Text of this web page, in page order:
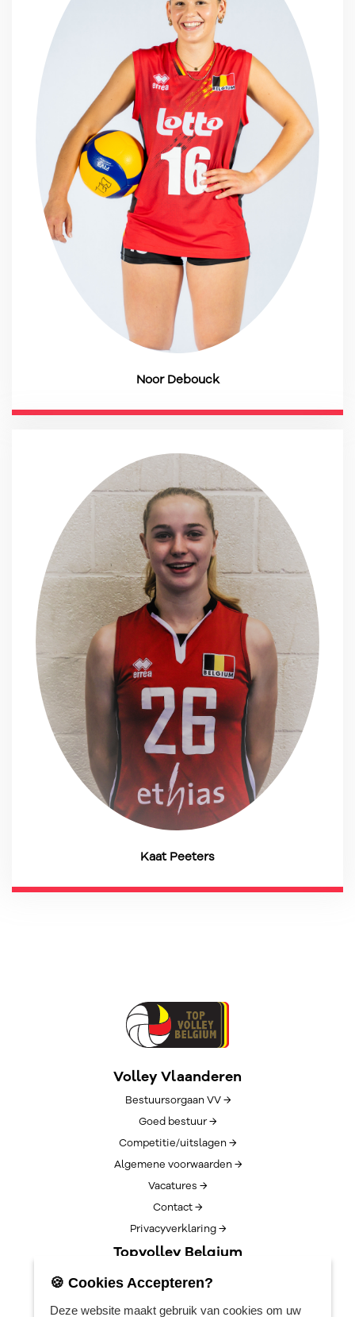
Noor Debouck
Kaat Peeters
Volley Vlaanderen
Bestuursorgaan VV →
Goed bestuur →
Competitie/uitslagen →
Algemene voorwaarden →
Vacatures →
Contact →
Privacyverklaring →
Topvolley Belgium
Over TopVolleyBelgium →
🍪 Cookies Accepteren?
Deze website maakt gebruik van cookies om uw